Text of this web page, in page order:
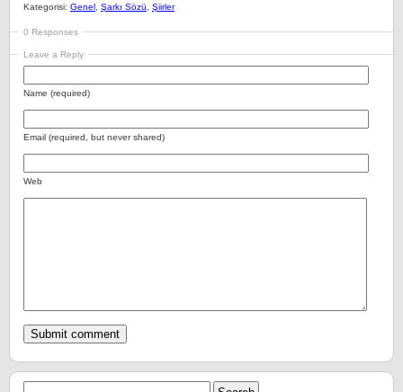
Kategorisi: Genel Şarkı Sözü Şiirler
0 Responses
Leave a Reply
Name (required)
Email (required, but never shared)
Web